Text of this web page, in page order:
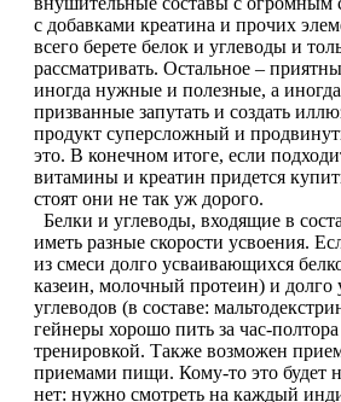
НАЗАД
5-HTP
Магний + В6
Волосы и кожа
Здоровая печень
Здоровье костей
с добавками креатина и прочих
всего берете белок и углеводы и
рассматривать. Остальное –
иногда нужные и полезные, а
призванные запутать и создать
продукт суперсложный и
это. В конечном итоге, если
витамины и креатин придется
стоят они не так уж дорого.
Белки и углеводы, входящие в
иметь разные скорости усвоения.
из смеси долго усваивающихся
казеин, молочный протеин) и долго
углеводов (в составе:
гейнеры хорошо пить за час-
тренировкой. Также возможен
приемами пищи. Кому-то это будет
нет: нужно смотреть на каждый